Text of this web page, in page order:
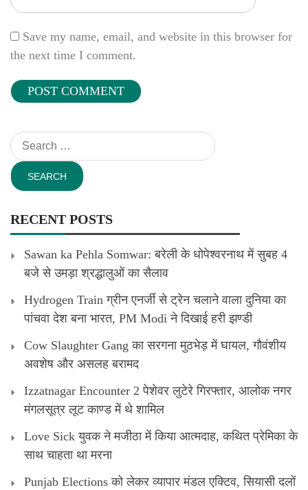
Save my name, email, and website in this browser for
the next time I comment.
Search
for:
RECENT POSTS
Sawan ka Pehla Somwar: बरेली के धोपेश्वरनाथ में सुबह 4
बजे से उमड़ा श्रद्धालुओं का सैलाव
Hydrogen Train ग्रीन एनर्जी से ट्रेन चलाने वाला दुनिया का
पांचवा देश बना भारत, PM Modi ने दिखाई हरी झण्डी
Cow Slaughter Gang का सरगना मुठभेड़ में घायल, गौवंशीय
अवशेष और असलह बरामद
Izzatnagar Encounter 2 पेशेवर लुटेरे गिरफ्तार, आलोक नगर
मंगलसूत्र लूट काण्‍ड में थे शामिल
Love Sick युवक ने मजीठा में किया आत्मदाह, कथित प्रेमिका के
साथ चाहता था मरना
Punjab Elections को लेकर व्यापार मंडल एक्टिव, सियासी दलों